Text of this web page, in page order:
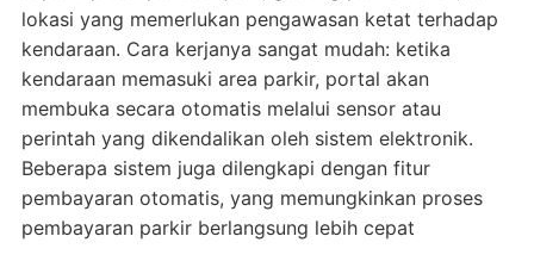
lokasi yang memerlukan pengawasan ketat terhadap
kendaraan. Cara kerjanya sangat mudah: ketika
kendaraan memasuki area parkir, portal akan
membuka secara otomatis melalui sensor atau
perintah yang dikendalikan oleh sistem elektronik.
Beberapa sistem juga dilengkapi dengan fitur
pembayaran otomatis, yang memungkinkan proses
pembayaran parkir berlangsung lebih cepat